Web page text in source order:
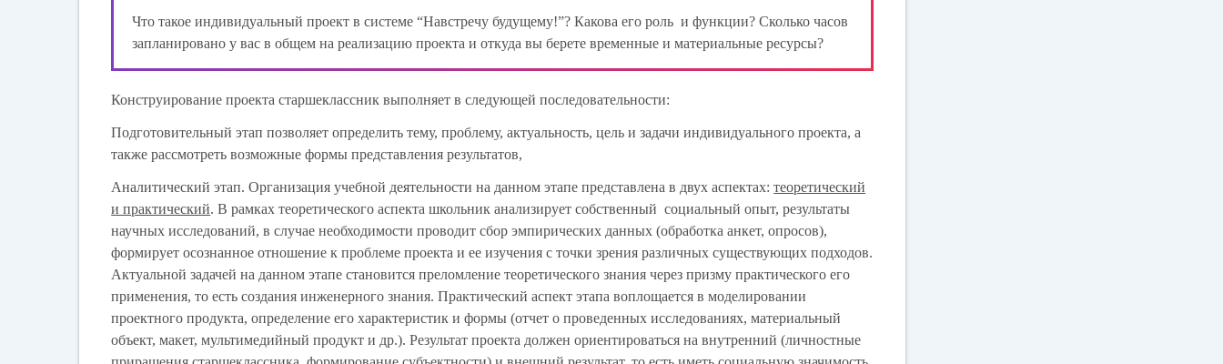
Что такое индивидуальный проект в системе “Навстречу будущему!”? Какова его роль и функции? Сколько часов
запланировано у вас в общем на реализацию проекта и откуда вы берете временные и материальные ресурсы?
Конструирование проекта старшеклассник выполняет в следующей последовательности:
Подготовительный этап позволяет определить тему, проблему, актуальность, цель и задачи индивидуального проекта, а
также рассмотреть возможные формы представления результатов,
Аналитический этап. Организация учебной деятельности на данном этапе представлена в двух аспектах:теоретический
и практический. В рамках теоретического аспекта школьник анализирует собственный социальный опыт, результаты
научных исследований, в случае необходимости проводит сбор эмпирических данных (обработка анкет, опросов),
формирует осознанное отношение к проблеме проекта и ее изучения с точки зрения различных существующих подходов.
Актуальной задачей на данном этапе становится преломление теоретического знания через призму практического его
применения, то есть создания инженерного знания. Практический аспект этапа воплощается в моделировании
проектного продукта, определение его характеристик и формы (отчет о проведенных исследованиях, материальный
объект, макет, мультимедийный продукт и др.). Результат проекта должен ориентироваться на внутренний (личностные